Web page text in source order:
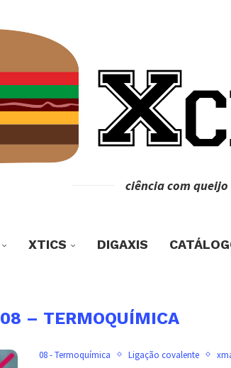
ciência com queijo
XTICS DIGAXIS
08 – TERMOQUÍMICA
08 - Termoquímica Ligação covalente